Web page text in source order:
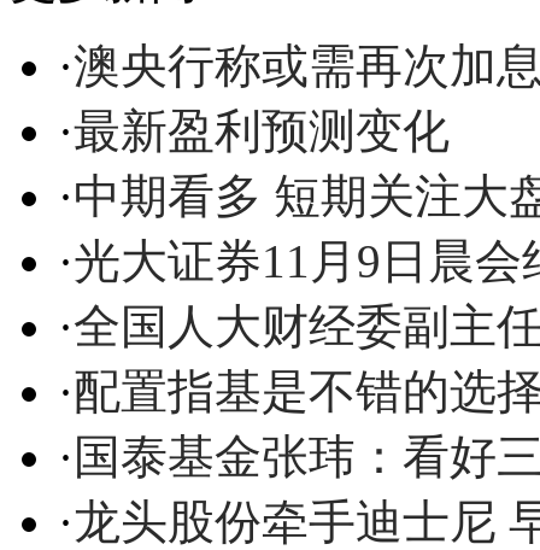
·澳央行称或需再次加
·最新盈利预测变化
·中期看多 短期关注大
·光大证券11月9日晨会
·全国人大财经委副主
·配置指基是不错的选
· 国泰基金张玮：看好
·龙头股份牵手迪士尼